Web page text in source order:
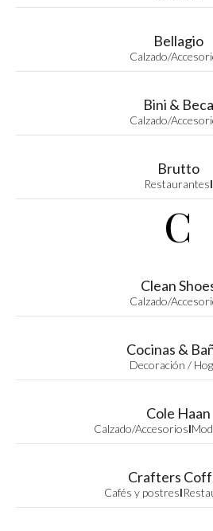
Bellagio
Calzado/
Bini & Beca
Calzado/
Brutto
RestaurantesI
C
Clean
Calzado/
Cocinas &
Decoración /
Cole Haan
Calzado/AccesoriosI
Crafters
Cafés y postresI